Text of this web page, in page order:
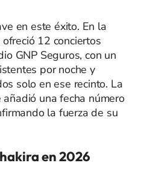
en este éxito. En la
12 conciertos
GNP Seguros, con un
por noche y
solo en ese recinto. La
una fecha número
la fuerza de su
en 2026